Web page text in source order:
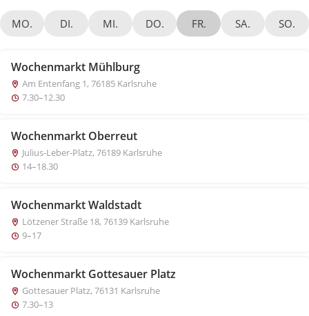
MO. DI. MI. DO. FR. SA. SO.
Wochenmarkt Mühlburg
Am Entenfang 1, 76185 Karlsruhe
7.30–12.30
Wochenmarkt Oberreut
Julius-Leber-Platz, 76189 Karlsruhe
14–18.30
Wochenmarkt Waldstadt
Lötzener Straße 18, 76139 Karlsruhe
9–17
Wochenmarkt Gottesauer Platz
Gottesauer Platz, 76131 Karlsruhe
7.30–13